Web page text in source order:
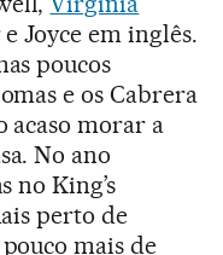
Joyce em inglês.
poucos
e os Cabrera
acaso morar a
No ano
no King’s
perto de
mais de